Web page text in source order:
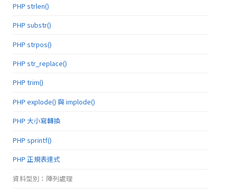
PHP strlen()
PHP substr()
PHP strpos()
PHP str_replace()
PHP trim()
PHP explode() 與 implode()
PHP 大小寫轉換
PHP sprintf()
PHP 正規表達式
資料型別：陣列處理